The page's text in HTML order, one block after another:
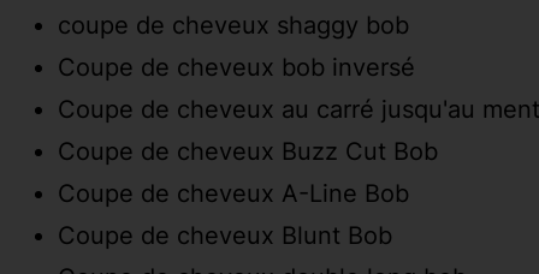
coupe de cheveux shaggy bob
Coupe de cheveux bob inversé
Coupe de cheveux au carré jusqu'au
Coupe de cheveux Buzz Cut Bob
Coupe de cheveux A-Line Bob
Coupe de cheveux Blunt Bob